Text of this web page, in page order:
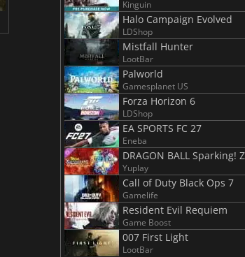
Total War WARHAMMER 3 Lies Of P
Kinguin
Halo Campaign Evolved
LDShop
Mistfall Hunter
LootBar
Palworld
Gamesplanet US
Forza Horizon 6
LDShop
EA SPORTS FC 27
Eneba
Yuplay
Call of Duty Black Ops 7
Gamelife
Resident Evil Requiem
Game Boost
007 First Light
LootBar